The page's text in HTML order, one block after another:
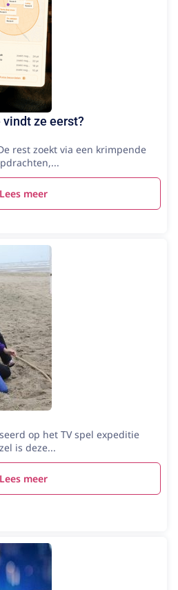
ze eerst?
rest zoekt via een krimpende
Lees meer
op het TV spel expeditie
is deze...
Lees meer